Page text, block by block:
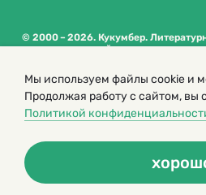
© 2000 – 2026. Кукумбер.
журнал для детей
сайта
Политика конфиденциальности
Мы используем файлы cookie и
Продолжая работу с сайтом, вы
Политикой